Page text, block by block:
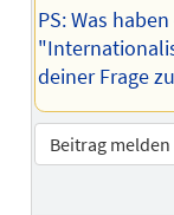
PS: Was
deiner Frage
Beitrag melden